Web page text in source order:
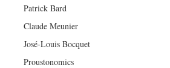
Patrick Bard
Claude Meunier
José-Louis Bocquet
Proustonomics